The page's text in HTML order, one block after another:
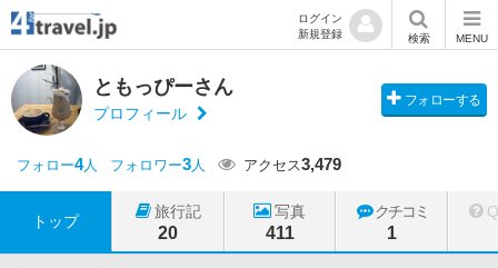
ログイン
新規登録
検索 MENU
ともっぴーさん
プロフィール
フォローする
フォロー4人 フォロワー3人 アクセス3,479
トップ
旅行記
20
写真
411
クチコミ
1